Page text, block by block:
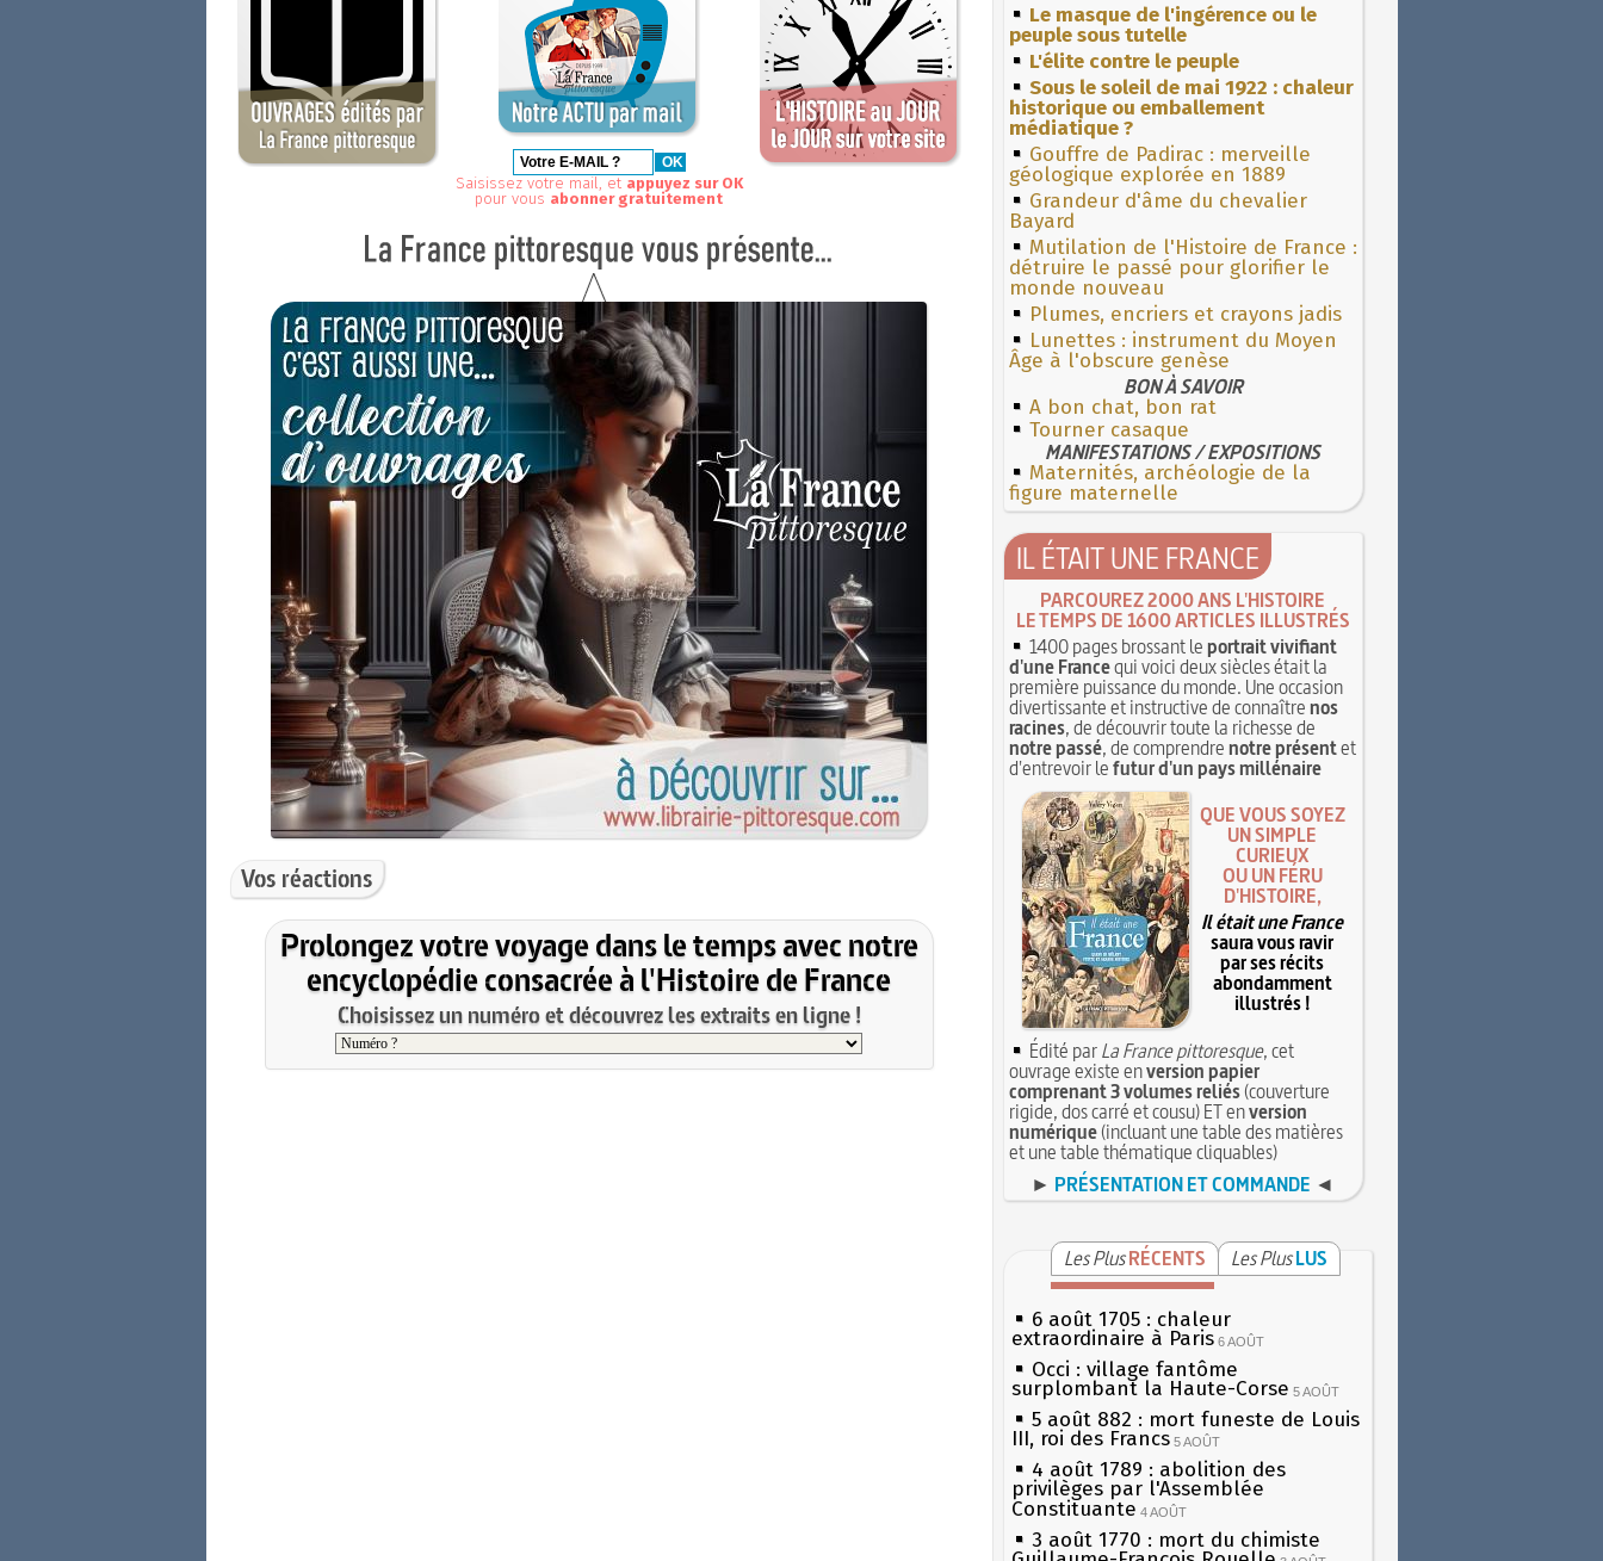
Saisissez votre mail, et appuyez sur OK
pour vous abonner gratuitement
Vos réactions
Prolongez votre voyage dans le temps avec notre
encyclopédie consacrée à l'Histoire de France
Choisissez un numéro et découvrez les extraits en ligne !
Le masque de l'ingérence ou le
peuple sous tutelle
L'élite contre le peuple
Sous le soleil de mai 1922 : chaleur
historique ou emballement
médiatique ?
Gouffre de Padirac : merveille
géologique explorée en 1889
Grandeur d'âme du chevalier
Bayard
Mutilation de l'Histoire de France :
détruire le passé pour glorifier le
monde nouveau
Plumes, encriers et crayons jadis
Lunettes : instrument du Moyen
Âge à l'obscure genèse
BON À SAVOIR
A bon chat, bon rat
Tourner casaque
MANIFESTATIONS / EXPOSITIONS
Maternités, archéologie de la
figure maternelle
IL ÉTAIT UNE FRANCE
PARCOUREZ 2000 ANS L'HISTOIRE
LE TEMPS DE 1600 ARTICLES ILLUSTRÉS
1400 pages brossant leportrait vivifiant
d'une Francequi voici deux siècles était la
première puissance du monde. Une occasion
divertissante et instructive de connaîtrenos
racines, de découvrir toute la richesse de
notre passé, de comprendrenotre présentet
d'entrevoir lefutur d'un pays millénaire
QUE VOUS SOYEZ
UN SIMPLE
CURIEUX
OU UN FÉRU
D'HISTOIRE,
Il était une France
saura vous ravir
par ses récits
abondamment
illustrés !
Édité parLa France pittoresque, cet
ouvrage existe enversion papier
comprenant 3 volumes reliés(couverture
rigide, dos carré et cousu) ET enversion
numérique(incluant une table des matières
et une table thématique cliquables)
► PRÉSENTATION ET COMMANDE ◄
Les Plus RÉCENTS Les Plus LUS
6 août 1705 : chaleur
extraordinaire à Paris 6 AOÛT
Occi : village fantôme
surplombant la Haute-Corse 5 AOÛT
5 août 882 : mort funeste de Louis
III, roi des Francs 5 AOÛT
4 août 1789 : abolition des
privilèges par l'Assemblée
Constituante 4 AOÛT
3 août 1770 : mort du chimiste